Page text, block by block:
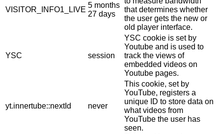
VISITOR_INFO1_LIVE
5 months
27 days
that determines whether
the user gets the new or
old player interface.
YSC session
YSC cookie is set by
Youtube and is used to
track the views of
embedded videos on
Youtube pages.
yt.innertube::nextId never
This cookie, set by
YouTube, registers a
unique ID to store data on
what videos from
YouTube the user has
seen.